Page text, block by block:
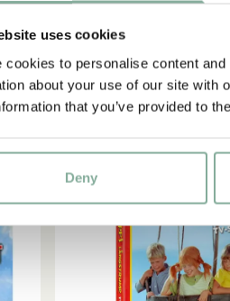
uses cookies
cookies to personalise content
about your use of our site with
that you’ve provided to
Deny
6 DVD Ronja